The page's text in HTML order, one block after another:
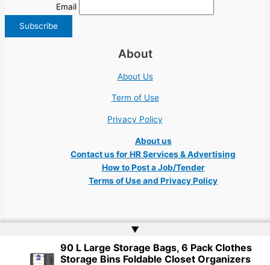
Email
About
About Us
Term of Use
Privacy Policy
About us
Contact us for HR Services & Advertising
How to Post a Job/Tender
Terms of Use and Privacy Policy
Copyright © 2026 Ukraine Jobs NGO UN IT Robota Kyiv Tech Lviv Charity
Embassy | Website byWeb Doktoru
▲
90 L Large Storage Bags, 6 Pack Clothes
Storage Bins Foldable Closet Organizers